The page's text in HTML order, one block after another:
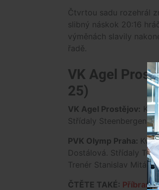
Čtvrtou sadu rozehrál
slibný náskok 20:16
výměnách slavily
řadě.
VK Agel
25)
VK Agel Prostějov:
Střídaly Steenbergen,
PVK Olymp Praha:
Dostálová. Střídaly
Trenér Stanislav Mitáč.
ČTĚTE TAKÉ: Příbram